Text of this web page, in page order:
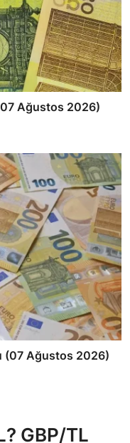
Ağustos 2026)
(07 Ağustos 2026)
GBP/TL